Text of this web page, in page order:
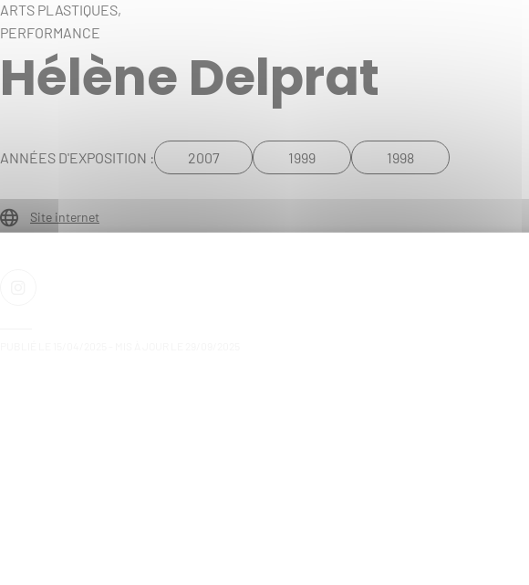
ARTS PLASTIQUES,
PERFORMANCE
Hélène Delprat
ANNÉES D'EXPOSITION : 2007 1999 1998
Site internet